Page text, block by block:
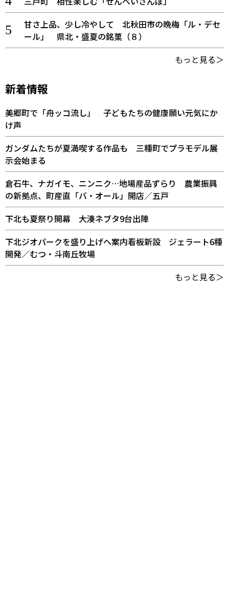
甘さ上品、少し冷やして 北秋田市の晩梅「ル・デセ
ール」 県北・盛夏の銘菓（８）
もっと見る＞
新着情報
美郷町で「舟ッコ流し」 子どもたちの健康願い元気にか
け声
ガンダムたちが夏満喫する作品も 三種町でプラモデル展
示会始まる
倉石牛、ナガイモ、ニンニク…地場産品ずらり 農業振興
の新拠点、町産直「バ・オール」開店／五戸
下北も夏祭り開幕 大湊ネブタ9台出陣
下北ジオパークを盛り上げへ案内看板新設 ジェラート6種
開発／むつ・斗南丘牧場
もっと見る＞